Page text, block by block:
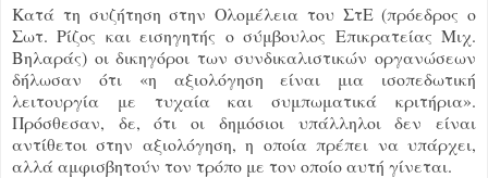
Κατά τη συζήτηση στην Ολομέλεια του ΣτΕ (πρόεδρος ο
Σωτ. Ρίζος και εισηγητής ο σύμβουλος Επικρατείας Μιχ.
Βηλαράς) οι δικηγόροι των συνδικαλιστικών οργανώσεων
δήλωσαν ότι «η αξιολόγηση είναι μια ισοπεδωτική
λειτουργία με τυχαία και συμπωματικά κριτήρια».
Πρόσθεσαν, δε, ότι οι δημόσιοι υπάλληλοι δεν είναι
αντίθετοι στην αξιολόγηση, η οποία πρέπει να υπάρχει,
αλλά αμφισβητούν τον τρόπο με τον οποίο αυτή γίνεται.